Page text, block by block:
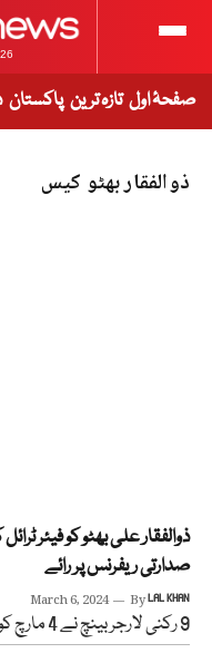
صفحۂ اول تازہ ترین پاکستان
ذوالفقار بھٹو کیس
ذوالفقار علی بھٹو کو فیئر
صدارتی ریفرنس پر رائے
March 6, 2024 ByLAL KHAN
9 رکنی لارجربینچ نے 4 مارچ کوصدارتی ریفرنس پر رائے محفوظ کی تھی